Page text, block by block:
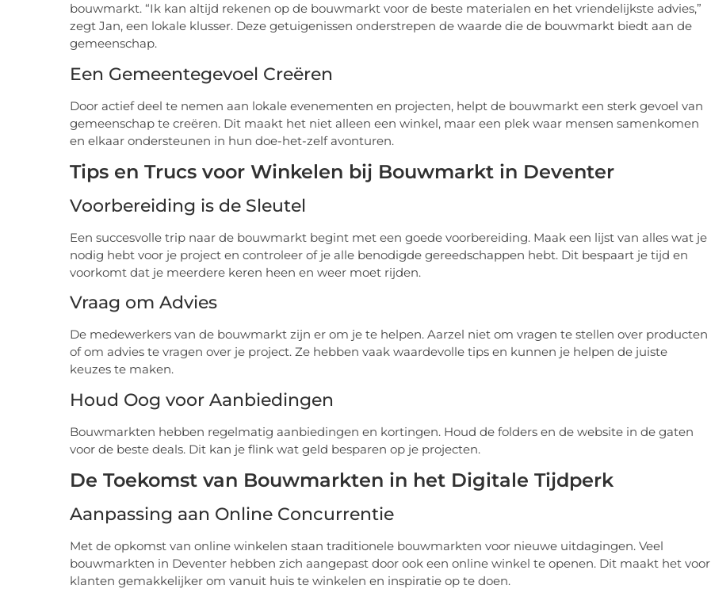
bouwmarkt. “Ik kan altijd rekenen op de bouwmarkt voor de beste materialen en het vriendelijkste advies,”
zegt Jan, een lokale klusser. Deze getuigenissen onderstrepen de waarde die de bouwmarkt biedt aan de
gemeenschap.
Een Gemeentegevoel Creëren
Door actief deel te nemen aan lokale evenementen en projecten, helpt de bouwmarkt een sterk gevoel van
gemeenschap te creëren. Dit maakt het niet alleen een winkel, maar een plek waar mensen samenkomen
en elkaar ondersteunen in hun doe-het-zelf avonturen.
Tips en Trucs voor Winkelen bij Bouwmarkt in Deventer
Voorbereiding is de Sleutel
Een succesvolle trip naar de bouwmarkt begint met een goede voorbereiding. Maak een lijst van alles wat je
nodig hebt voor je project en controleer of je alle benodigde gereedschappen hebt. Dit bespaart je tijd en
voorkomt dat je meerdere keren heen en weer moet rijden.
Vraag om Advies
De medewerkers van de bouwmarkt zijn er om je te helpen. Aarzel niet om vragen te stellen over producten
of om advies te vragen over je project. Ze hebben vaak waardevolle tips en kunnen je helpen de juiste
keuzes te maken.
Houd Oog voor Aanbiedingen
Bouwmarkten hebben regelmatig aanbiedingen en kortingen. Houd de folders en de website in de gaten
voor de beste deals. Dit kan je flink wat geld besparen op je projecten.
De Toekomst van Bouwmarkten in het Digitale Tijdperk
Aanpassing aan Online Concurrentie
Met de opkomst van online winkelen staan traditionele bouwmarkten voor nieuwe uitdagingen. Veel
bouwmarkten in Deventer hebben zich aangepast door ook een online winkel te openen. Dit maakt het voor
klanten gemakkelijker om vanuit huis te winkelen en inspiratie op te doen.